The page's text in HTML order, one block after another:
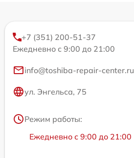
+7 (351) 200-51-37
Ежедневно с 9:00 до 21:00
info@toshiba-repair-center.ru
ул. Энгельса, 75
Режим работы:
Ежедневно с 9:00 до 21:00